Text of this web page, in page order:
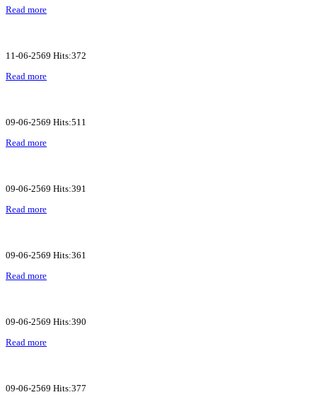
Read more
11-06-2569 Hits:372
Read more
09-06-2569 Hits:511
Read more
09-06-2569 Hits:391
Read more
09-06-2569 Hits:361
Read more
09-06-2569 Hits:390
Read more
09-06-2569 Hits:377